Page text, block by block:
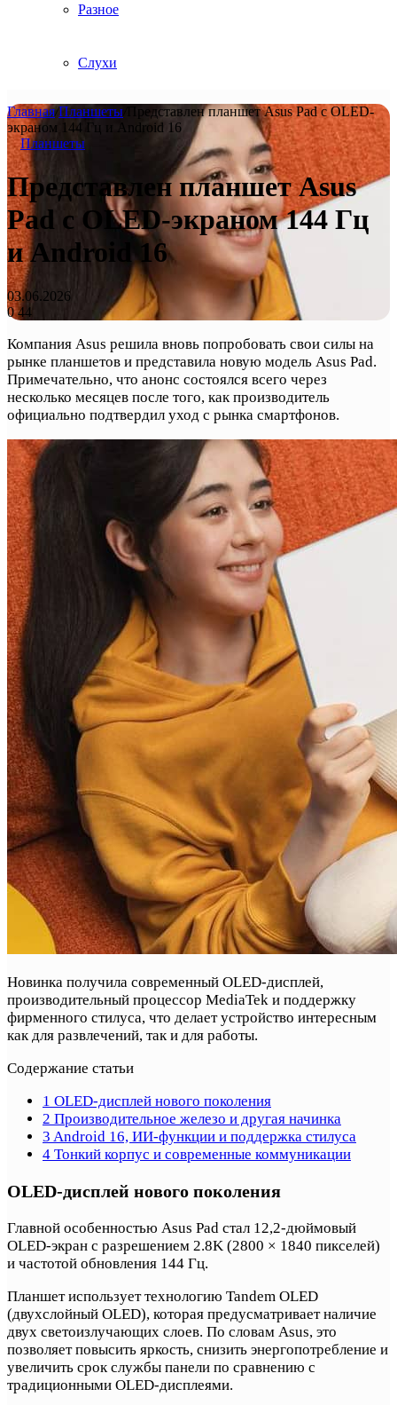
Разное
Слухи
Главная/Планшеты
Представлен планшет Asus Pad с OLED-
экраном 144 Гц и Android 16
Планшеты
Представлен планшет Asus
Pad с OLED-экраном 144 Гц
и Android 16
03.06.2026
044
Компания Asus решила вновь попробовать свои силы на
рынке планшетов и представила новую модель Asus Pad.
Примечательно, что анонс состоялся всего через
несколько месяцев после того, как производитель
официально подтвердил уход с рынка смартфонов.
Новинка получила современный OLED-дисплей,
производительный процессор MediaTek и поддержку
фирменного стилуса, что делает устройство интересным
как для развлечений, так и для работы.
Содержание статьи
1 OLED-дисплей нового поколения
2 Производительное железо и другая начинка
3 Android 16, ИИ-функции и поддержка стилуса
4 Тонкий корпус и современные коммуникации
OLED-дисплей нового поколения
Главной особенностью Asus Pad стал 12,2-дюймовый
OLED-экран с разрешением 2.8K (2800 × 1840 пикселей)
и частотой обновления 144 Гц.
Планшет использует технологию Tandem OLED
(двухслойный OLED), которая предусматривает наличие
двух светоизлучающих слоев. По словам Asus, это
позволяет повысить яркость, снизить энергопотребление и
увеличить срок службы панели по сравнению с
традиционными OLED-дисплеями.